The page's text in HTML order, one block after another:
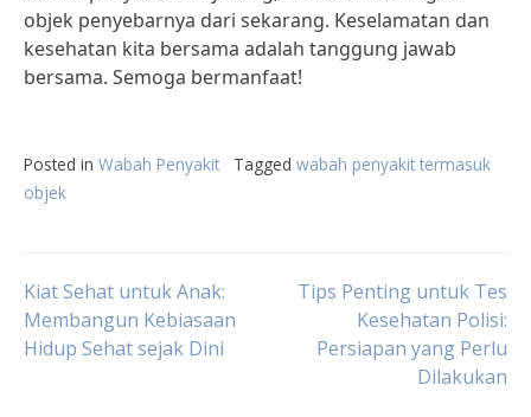
objek penyebarnya dari sekarang. Keselamatan dan
kesehatan kita bersama adalah tanggung jawab
bersama. Semoga bermanfaat!
Posted in Wabah Penyakit Tagged wabah penyakit termasuk
objek
Post
navigation
Kiat Sehat untuk Anak:
Membangun Kebiasaan
Hidup Sehat sejak Dini
Tips Penting untuk Tes
Kesehatan Polisi:
Persiapan yang Perlu
Dilakukan